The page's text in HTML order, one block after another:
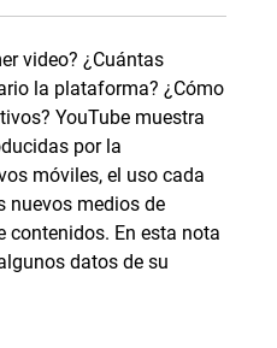
video? ¿Cuántas
la plataforma? ¿Cómo
YouTube muestra
por la
móviles, el uso cada
nuevos medios de
contenidos. En esta nota
datos de su